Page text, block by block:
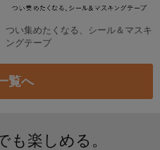
つい集めたくなる、シール＆マスキ
ングテープ
覧へ
も楽しめる。